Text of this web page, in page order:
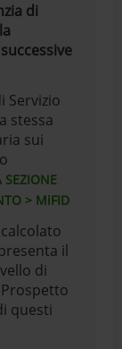
di
Servizio
stessa
sui
SEZIONE
> MiFID
il
di
Prospetto
questi